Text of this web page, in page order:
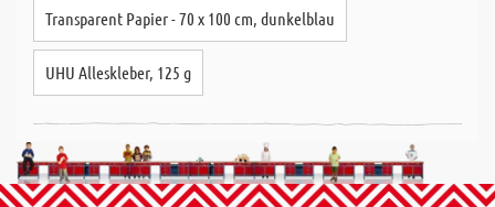
Transparent Papier - 70 x 100 cm, dunkelblau
UHU Alleskleber, 125 g